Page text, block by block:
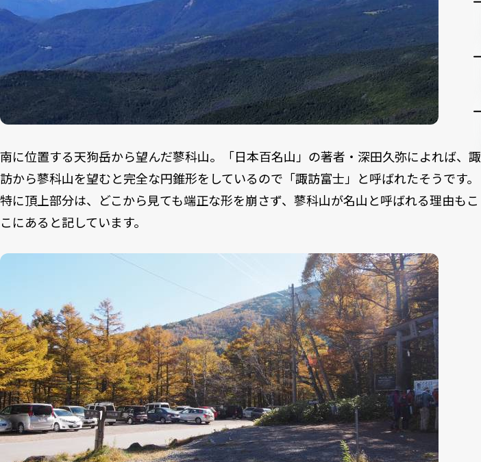
南に位置する天狗岳から望んだ蓼科山。「日本百名山」の著者・深田久弥によれば、諏
訪から蓼科山を望むと完全な円錐形をしているので「諏訪富士」と呼ばれたそうです。
特に頂上部分は、どこから見ても端正な形を崩さず、蓼科山が名山と呼ばれる理由もこ
こにあると記しています。